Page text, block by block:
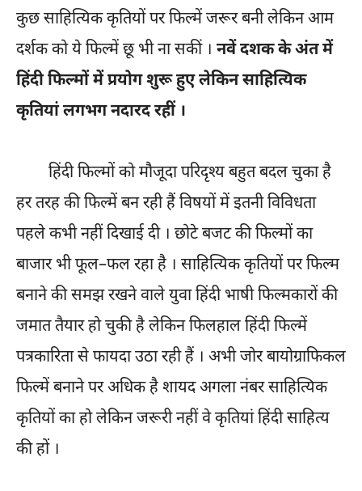
कुछ साहित्यिक कृतियों पर फिल्में जरूर बनी लेकिन आम
दर्शक को ये फिल्में छू भी ना सकीं । नवें दशक के अंत में
हिंदी फिल्मों में प्रयोग शुरू हुए लेकिन साहित्यिक
कृतियां लगभग नदारद रहीं ।
हिंदी फिल्मों को मौजूदा परिदृश्य बहुत बदल चुका है
हर तरह की फिल्में बन रही हैं विषयों में इतनी विविधता
पहले कभी नहीं दिखाई दी । छोटे बजट की फिल्मों का
बाजार भी फूल–फल रहा है । साहित्यिक कृतियों पर फिल्म
बनाने की समझ रखने वाले युवा हिंदी भाषी फिल्मकारों की
जमात तैयार हो चुकी है लेकिन फिलहाल हिंदी फिल्में
पत्रकारिता से फायदा उठा रही हैं । अभी जोर बायोग्राफिकल
फिल्में बनाने पर अधिक है शायद अगला नंबर साहित्यिक
कृतियों का हो लेकिन जरूरी नहीं वे कृतियां हिंदी साहित्य
की हों ।